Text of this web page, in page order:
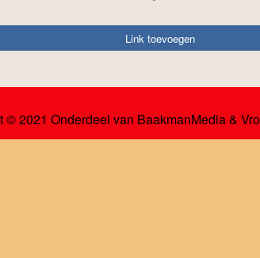
Link toevoegen
© 2021 Onderdeel van BaakmanMedia&